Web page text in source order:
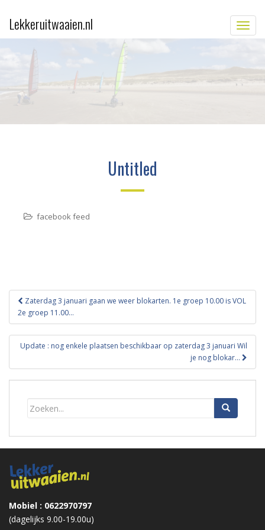
Lekkeruitwaaien.nl
Untitled
facebook feed
Bericht
navigatie
Zaterdag 3 januari gaan we weer blokarten. 1e groep 10.00 is VOL
2e groep 11.00…
Update : nog enkele plaatsen beschikbaar op zaterdag 3 januari Wil
je nog blokar…
Mobiel : 0622970797
(dagelijks 9.00-19.00u)